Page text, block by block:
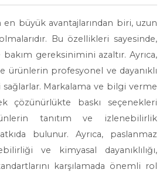
büyük avantajlarından biri, uzun
Bu özellikleri sayesinde,
gereksinimini azaltır. Ayrıca,
ürünlerin profesyonel ve dayanıklı
Markalama ve bilgi verme
çözünürlükte baskı seçenekleri
tanıtım ve izlenebilirlik
bulunur. Ayrıca, paslanmaz
ve kimyasal dayanıklılığı,
karşılamada önemli rol